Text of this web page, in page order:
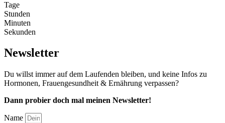
Tage
Stunden
Minuten
Sekunden
Newsletter
Du willst immer auf dem Laufenden bleiben, und keine Infos zu
Hormonen, Frauengesundheit & Ernährung verpassen?
Dann probier doch mal meinen Newsletter!
Name